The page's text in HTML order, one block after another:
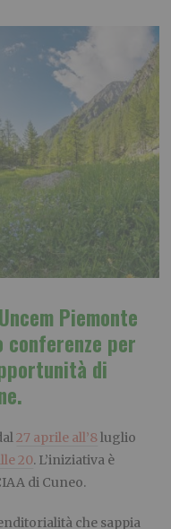
Piemonte
conferenze per
di
27 aprile all’8luglio
20. L’iniziativa è
di Cuneo.
che sappia